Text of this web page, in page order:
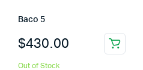
Baco 5
$430.00
Out of Stock